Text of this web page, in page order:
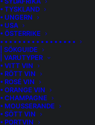
• TYSKLAND
• UNGERN
• USA
• ÖSTERRIKE
• • • • • • • • • • • • • • • • •
| SÖKGUIDE
| VARUTYPER
• VITT VIN
• RÖTT VIN
• ROSÉ VIN
• ORANGE VIN
• CHAMPAGNE
• MOUSSERANDE
• SÖTT VIN
• PORTVIN
CILIEGIOLO DI NARNI
CODEGA
GARNACHA BLANCA
GOUVEIO
GRENACHE BLANC